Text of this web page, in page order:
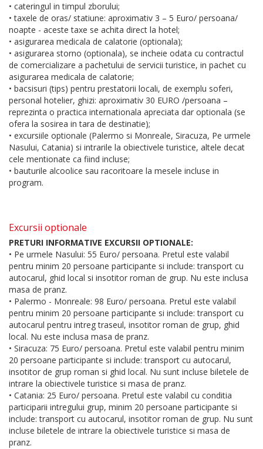
• cateringul in timpul zborului;
• taxele de oras/ statiune: aproximativ 3 – 5 Euro/ persoana/
noapte - aceste taxe se achita direct la hotel;
• asigurarea medicala de calatorie (optionala);
• asigurarea storno (optionala), se incheie odata cu contractul
de comercializare a pachetului de servicii turistice, in pachet cu
asigurarea medicala de calatorie;
• bacsisuri (tips) pentru prestatorii locali, de exemplu soferi,
personal hotelier, ghizi: aproximativ 30 EURO /persoana –
reprezinta o practica internationala apreciata dar optionala (se
ofera la sosirea in tara de destinatie);
• excursiile optionale (Palermo si Monreale, Siracuza, Pe urmele
Nasului, Catania) si intrarile la obiectivele turistice, altele decat
cele mentionate ca fiind incluse;
• bauturile alcoolice sau racoritoare la mesele incluse in
program.
Excursii optionale
PRETURI INFORMATIVE EXCURSII OPTIONALE:
• Pe urmele Nasului: 55 Euro/ persoana. Pretul este valabil
pentru minim 20 persoane participante si include: transport cu
autocarul, ghid local si insotitor roman de grup. Nu este inclusa
masa de pranz.
• Palermo - Monreale: 98 Euro/ persoana. Pretul este valabil
pentru minim 20 persoane participante si include: transport cu
autocarul pentru intreg traseul, insotitor roman de grup, ghid
local. Nu este inclusa masa de pranz.
• Siracuza: 75 Euro/ persoana. Pretul este valabil pentru minim
20 persoane participante si include: transport cu autocarul,
insotitor de grup roman si ghid local. Nu sunt incluse biletele de
intrare la obiectivele turistice si masa de pranz.
• Catania: 25 Euro/ persoana. Pretul este valabil cu conditia
participarii intregului grup, minim 20 persoane participante si
include: transport cu autocarul, insotitor roman de grup. Nu sunt
incluse biletele de intrare la obiectivele turistice si masa de
pranz.